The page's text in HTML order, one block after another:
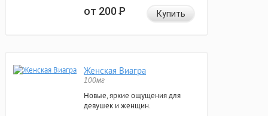
от 200Р Купить
Женская Виагра
100мг
Новые, яркие ощущения для
девушек и женщин.